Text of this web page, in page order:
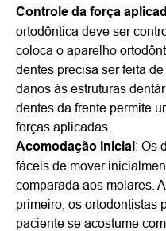
Controle da força
ortodôntica deve ser
coloca o aparelho
dentes precisa ser feita
danos às estruturas
dentes da frente permite
forças aplicadas.
Acomodação inicial: Os
fáceis de mover
comparada aos molares.
primeiro, os ortodontistas
paciente se acostume